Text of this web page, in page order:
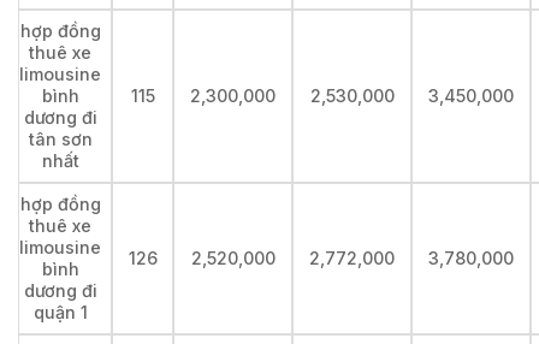
hợp đồng
thuê xe
limousine
bình
dương đi
tân sơn
nhất
115 2,300,000 2,530,000 3,450,000
hợp đồng
thuê xe
limousine
bình
dương đi
quận 1
126 2,520,000 2,772,000 3,780,000